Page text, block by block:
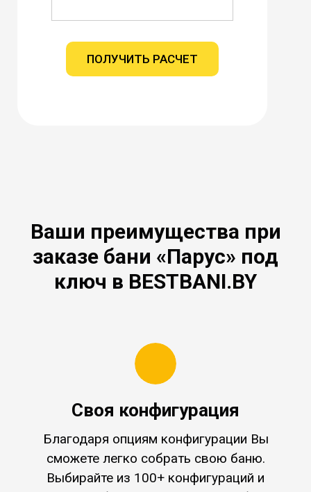
ПОЛУЧИТЬ РАСЧЕТ
Ваши преимущества при
заказе бани «Парус» под
ключ в BESTBANI.BY
Своя конфигурация
Благодаря опциям конфигурации Вы
сможете легко собрать свою баню.
Выбирайте из 100+ конфигураций и